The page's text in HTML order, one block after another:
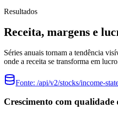
Resultados
Receita, margens e
Séries anuais tornam a tendência
onde a receita se transforma em
Fonte: /api/v2/stocks/income-
Crescimento com qualidade